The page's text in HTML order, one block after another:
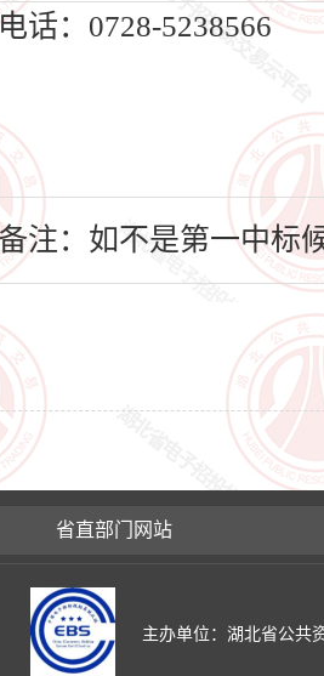
话：0728-5238566
注：如不是第一中标
省直部门网站
主办单位：湖北省公共